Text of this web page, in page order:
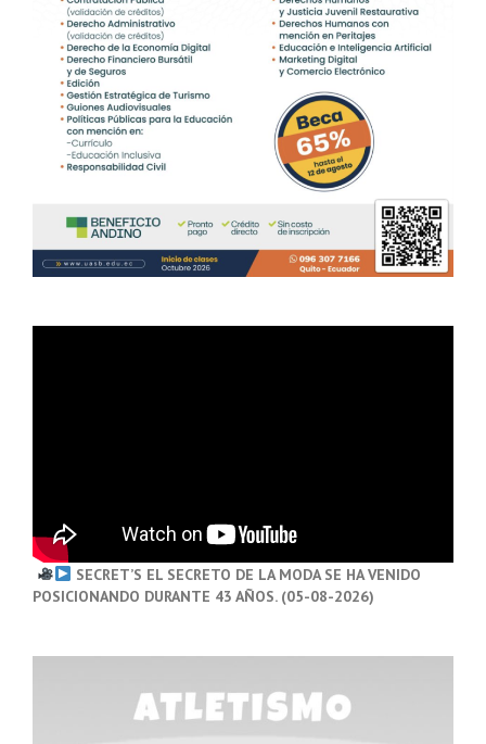
SECRET’S EL SECRETO DE LA MODA SE HA VENIDO
POSICIONANDO DURANTE 43 AÑOS. (05-08-2026)